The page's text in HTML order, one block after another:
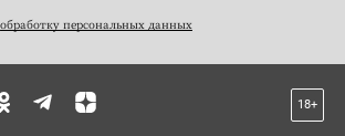
обработку персональных данных
18+